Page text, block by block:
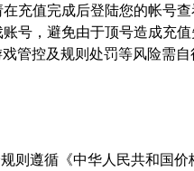
充值完成后登陆您的帐号
号，避免由于顶号造成充
管控及规则处罚等风险需
则遵循《中华人民共和国